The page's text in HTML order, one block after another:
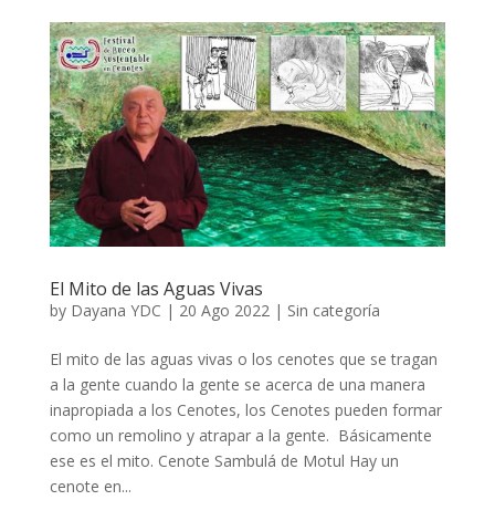
El Mito de las Aguas Vivas
by Dayana YDC | 20 Ago 2022 | Sin categoría
El mito de las aguas vivas o los cenotes que se tragan
a la gente cuando la gente se acerca de una manera
inapropiada a los Cenotes, los Cenotes pueden formar
como un remolino y atrapar a la gente. Básicamente
ese es el mito. Cenote Sambulá de Motul Hay un
cenote en...